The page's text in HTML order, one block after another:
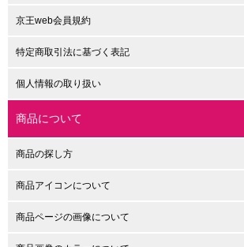
京王web会員規約
特定商取引法に基づく表記
個人情報の取り扱い
商品について
商品の探し方
商品アイコンについて
商品ページの画像について